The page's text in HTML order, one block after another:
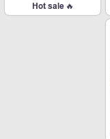
🔥 Hot sale